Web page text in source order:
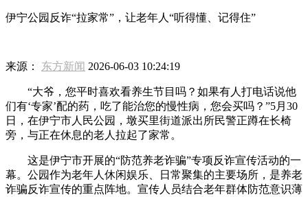
伊宁公园反诈“拉家常”，让老年人“听得懂、记得住”
来源： 东方新闻 2026-06-03 10:24:19
“大爷，您平时喜欢看养生节目吗？如果有人打电话说他
们有‘专家’配的药，吃了能治您的慢性病，您会买吗？”5月30
日，在伊宁市人民公园，墩买里街道派出所民警正蹲在长椅
旁，与正在休息的老人拉起了家常。
这是伊宁市开展的“防范养老诈骗”专项反诈宣传活动的一
幕。公园作为老年人休闲娱乐、日常聚集的主要场所，是养老
诈骗反诈宣传的重点阵地。宣传人员结合老年群体防范意识薄